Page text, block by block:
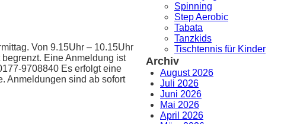
Von 9.15Uhr – 10.15Uhr
Eine Anmeldung ist
9708840 Es erfolgt eine
Anmeldungen sind ab sofort
Spinning
Step Aerobic
Tabata
Tanzkids
Tischtennis für Kinder
Archiv
August 2026
Juli 2026
Juni 2026
Mai 2026
April 2026